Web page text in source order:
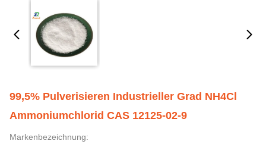
99,5% Pulverisieren Industrieller Grad NH4Cl
Ammoniumchlorid CAS 12125-02-9
Markenbezeichnung: